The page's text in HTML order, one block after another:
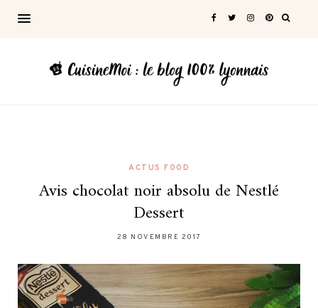
ACTUS FOOD
Avis chocolat noir absolu de Nestlé
Dessert
28 NOVEMBRE 2017